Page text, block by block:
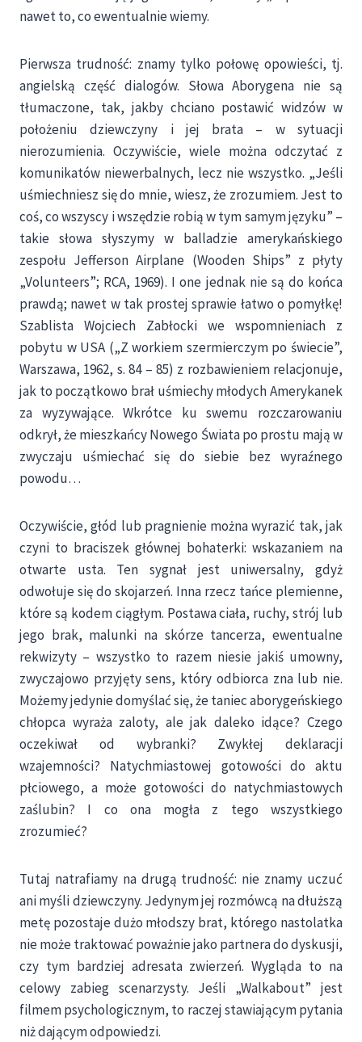
nawet to, co ewentualnie wiemy.
Pierwsza trudność: znamy tylko połowę opowieści, tj.
angielską część dialogów. Słowa Aborygena nie są
tłumaczone, tak, jakby chciano postawić widzów w
położeniu dziewczyny i jej brata – w sytuacji
nierozumienia. Oczywiście, wiele można odczytać z
komunikatów niewerbalnych, lecz nie wszystko. „Jeśli
uśmiechniesz się do mnie, wiesz, że zrozumiem. Jest to
coś, co wszyscy i wszędzie robią w tym samym języku” –
takie słowa słyszymy w balladzie amerykańskiego
zespołu Jefferson Airplane (Wooden Ships” z płyty
„Volunteers”; RCA, 1969). I one jednak nie są do końca
prawdą; nawet w tak prostej sprawie łatwo o pomyłkę!
Szablista Wojciech Zabłocki we wspomnieniach z
pobytu w USA („Z workiem szermierczym po świecie”,
Warszawa, 1962, s. 84 – 85) z rozbawieniem relacjonuje,
jak to początkowo brał uśmiechy młodych Amerykanek
za wyzywające. Wkrótce ku swemu rozczarowaniu
odkrył, że mieszkańcy Nowego Świata po prostu mają w
zwyczaju uśmiechać się do siebie bez wyraźnego
powodu…
Oczywiście, głód lub pragnienie można wyrazić tak, jak
czyni to braciszek głównej bohaterki: wskazaniem na
otwarte usta. Ten sygnał jest uniwersalny, gdyż
odwołuje się do skojarzeń. Inna rzecz tańce plemienne,
które są kodem ciągłym. Postawa ciała, ruchy, strój lub
jego brak, malunki na skórze tancerza, ewentualne
rekwizyty – wszystko to razem niesie jakiś umowny,
zwyczajowo przyjęty sens, który odbiorca zna lub nie.
Możemy jedynie domyślać się, że taniec aborygeńskiego
chłopca wyraża zaloty, ale jak daleko idące? Czego
oczekiwał od wybranki? Zwykłej deklaracji
wzajemności? Natychmiastowej gotowości do aktu
płciowego, a może gotowości do natychmiastowych
zaślubin? I co ona mogła z tego wszystkiego
zrozumieć?
Tutaj natrafiamy na drugą trudność: nie znamy uczuć
ani myśli dziewczyny. Jedynym jej rozmówcą na dłuższą
metę pozostaje dużo młodszy brat, którego nastolatka
nie może traktować poważnie jako partnera do dyskusji,
czy tym bardziej adresata zwierzeń. Wygląda to na
celowy zabieg scenarzysty. Jeśli „Walkabout” jest
filmem psychologicznym, to raczej stawiającym pytania
niż dającym odpowiedzi.